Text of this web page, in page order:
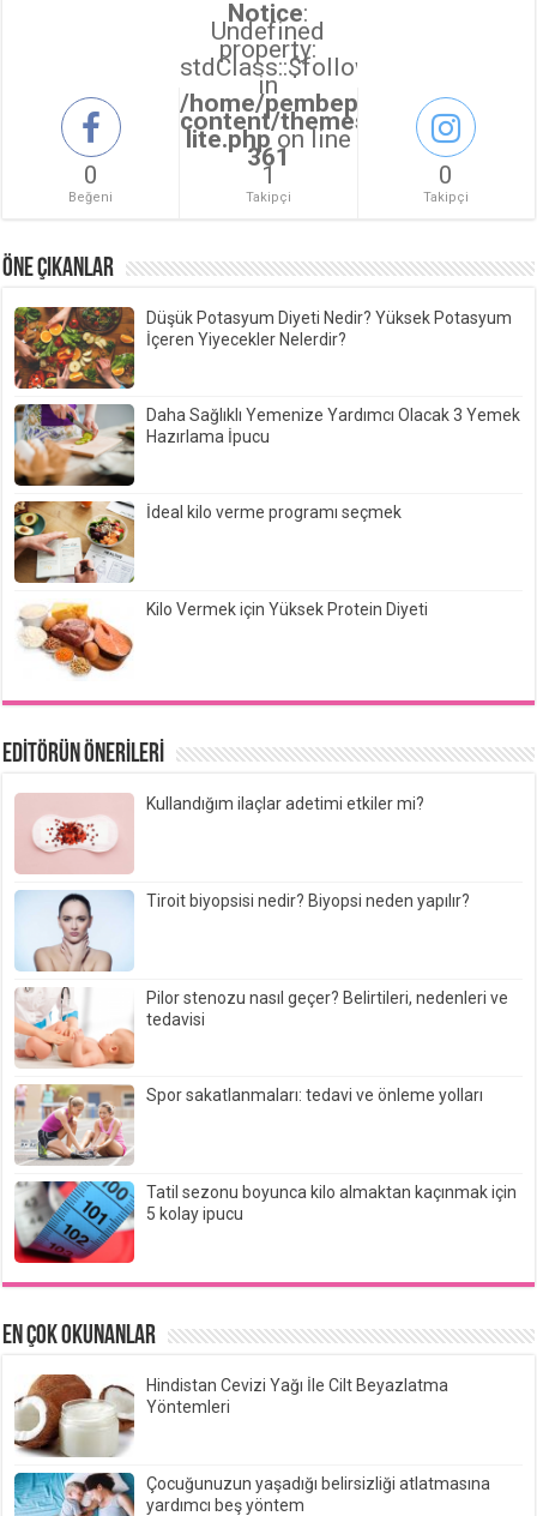
0
Beğeni
Notice:
Undefined
property:
stdClass::$followers_count
in
/home/pembepanter/
content/themes/sahifa/
lite.phpon line
361
1
Takipçi
0
Takipçi
ÖNE ÇIKANLAR
Düşük Potasyum Diyeti Nedir? Yüksek Potasyum
İçeren Yiyecekler Nelerdir?
Daha Sağlıklı Yemenize Yardımcı Olacak 3 Yemek
Hazırlama İpucu
İdeal kilo verme programı seçmek
Kilo Vermek için Yüksek Protein Diyeti
EDİTÖRÜN ÖNERİLERİ
Kullandığım ilaçlar adetimi etkiler mi?
Tiroit biyopsisi nedir? Biyopsi neden yapılır?
Pilor stenozu nasıl geçer? Belirtileri, nedenleri ve
tedavisi
Spor sakatlanmaları: tedavi ve önleme yolları
Tatil sezonu boyunca kilo almaktan kaçınmak için
5 kolay ipucu
EN ÇOK OKUNANLAR
Hindistan Cevizi Yağı İle Cilt Beyazlatma
Yöntemleri
Çocuğunuzun yaşadığı belirsizliği atlatmasına
yardımcı beş yöntem